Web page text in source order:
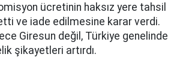
ücretinin haksız yere tahsil
ve iade edilmesine karar verdi.
Giresun değil, Türkiye genelinde
şikayetleri artırdı.